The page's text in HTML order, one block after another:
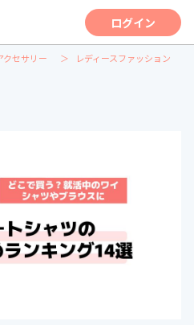
ログイン
クセサリー レディースファッション